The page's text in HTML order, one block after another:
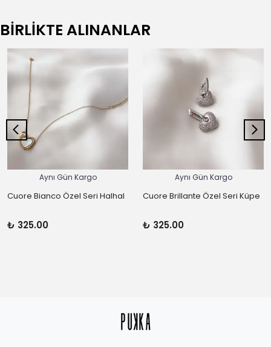
BİRLİKTE ALINANLAR
Aynı Gün Kargo
Cuore Bianco Özel Seri Halhal
₺ 325.00
Aynı Gün Kargo
Cuore Brillante Özel Seri Küpe
₺ 325.00